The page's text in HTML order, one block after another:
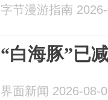
字节漫游指南
“白海豚”已
界面新闻 2026-08-